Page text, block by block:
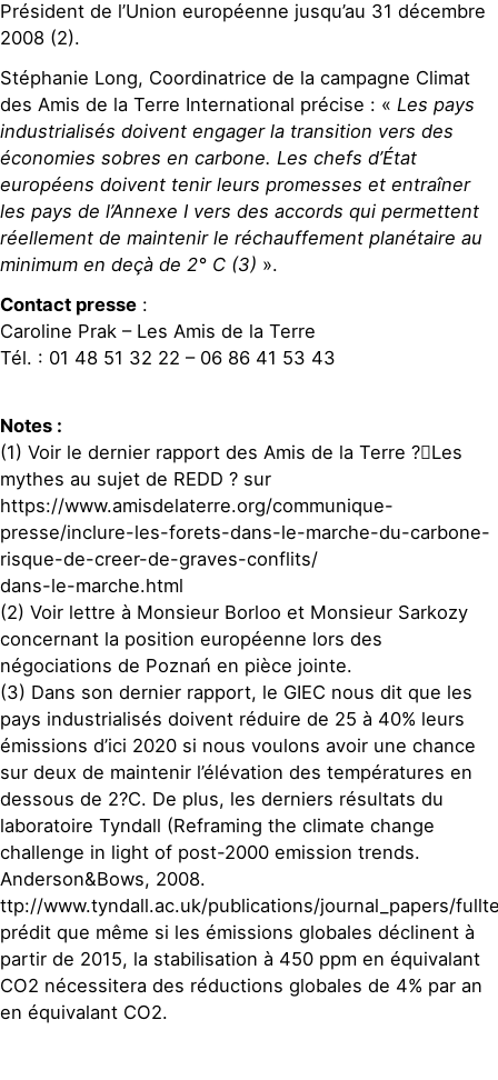
Président de l’Union européenne jusqu’au 31 décembre
2008 (2).
Stéphanie Long, Coordinatrice de la campagne Climat
des Amis de la Terre International précise : « Les pays
industrialisés doivent engager la transition vers des
économies sobres en carbone. Les chefs d’État
européens doivent tenir leurs promesses et entraîner
les pays de l’Annexe I vers des accords qui permettent
réellement de maintenir le réchauffement planétaire au
minimum en deçà de 2° C (3) ».
Contact presse :
Caroline Prak – Les Amis de la Terre
Tél. : 01 48 51 32 22 – 06 86 41 53 43
Notes :
(1) Voir le dernier rapport des Amis de la Terre ?Les
mythes au sujet de REDD ? sur
https://www.amisdelaterre.org/communique-
presse/inclure-les-forets-dans-le-marche-du-carbone-
risque-de-creer-de-graves-conflits/
dans-le-marche.html
(2) Voir lettre à Monsieur Borloo et Monsieur Sarkozy
concernant la position européenne lors des
négociations de Poznań en pièce jointe.
(3) Dans son dernier rapport, le GIEC nous dit que les
pays industrialisés doivent réduire de 25 à 40% leurs
émissions d’ici 2020 si nous voulons avoir une chance
sur deux de maintenir l’élévation des températures en
dessous de 2?C. De plus, les derniers résultats du
laboratoire Tyndall (Reframing the climate change
challenge in light of post-2000 emission trends.
Anderson&Bows, 2008.
ttp://www.tyndall.ac.uk/publications/journal_papers/
prédit que même si les émissions globales déclinent à
partir de 2015, la stabilisation à 450 ppm en équivalant
CO2 nécessitera des réductions globales de 4% par an
en équivalant CO2.